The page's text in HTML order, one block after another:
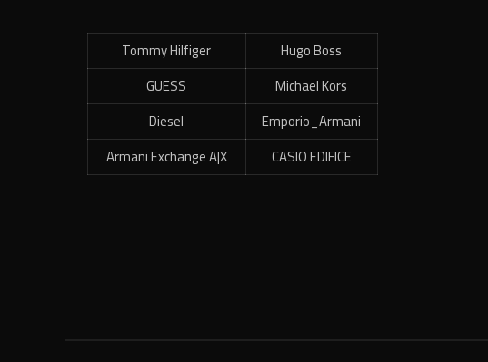
Hugo Boss
Tommy Hilfiger
Michael Kors
GUESS
Emporio_Armani
Diesel
CASIO EDIFICE
Armani Exchange A|X